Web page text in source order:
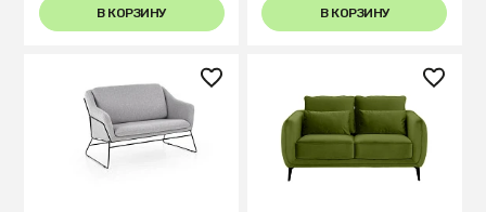
В КОРЗИНУ В КОРЗИНУ